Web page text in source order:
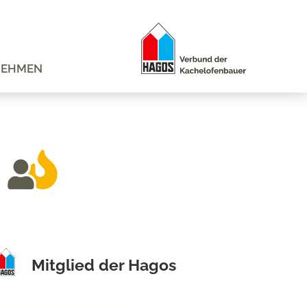
Mitglied der Hagos